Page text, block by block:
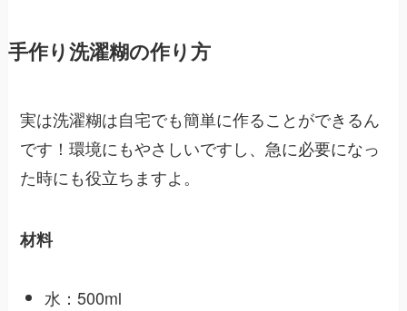
手作り洗濯糊の作り方
実は洗濯糊は自宅でも簡単に作ることができるん
です！環境にもやさしいですし、急に必要になっ
た時にも役立ちますよ。
材料
水：500ml